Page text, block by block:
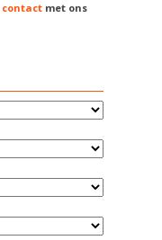
contact met ons